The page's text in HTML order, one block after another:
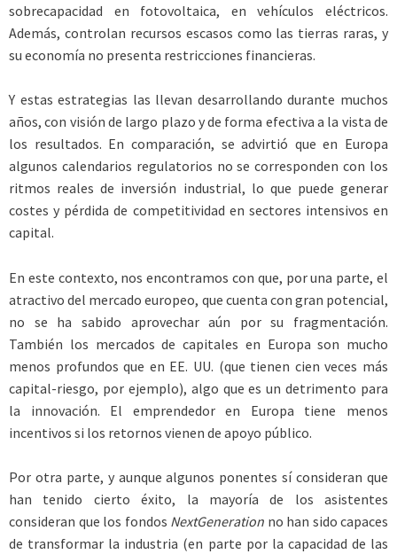
sobrecapacidad en fotovoltaica, en vehículos eléctricos.
Además, controlan recursos escasos como las tierras raras, y
su economía no presenta restricciones financieras.
Y estas estrategias las llevan desarrollando durante muchos
años, con visión de largo plazo y de forma efectiva a la vista de
los resultados. En comparación, se advirtió que en Europa
algunos calendarios regulatorios no se corresponden con los
ritmos reales de inversión industrial, lo que puede generar
costes y pérdida de competitividad en sectores intensivos en
capital.
En este contexto, nos encontramos con que, por una parte, el
atractivo del mercado europeo, que cuenta con gran potencial,
no se ha sabido aprovechar aún por su fragmentación.
También los mercados de capitales en Europa son mucho
menos profundos que en EE. UU. (que tienen cien veces más
capital-riesgo, por ejemplo), algo que es un detrimento para
la innovación. El emprendedor en Europa tiene menos
incentivos si los retornos vienen de apoyo público.
Por otra parte, y aunque algunos ponentes sí consideran que
han tenido cierto éxito, la mayoría de los asistentes
consideran que los fondos NextGeneration no han sido capaces
de transformar la industria (en parte por la capacidad de las